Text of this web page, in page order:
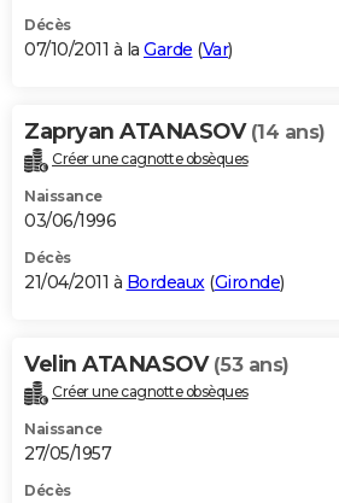
Décès
07/10/2011 à la Garde (Var)
Zapryan ATANASOV (14 ans)
Créer une cagnotte obsèques
Naissance
03/06/1996
Décès
21/04/2011 à Bordeaux(Gironde)
Velin ATANASOV (53 ans)
Créer une cagnotte obsèques
Naissance
27/05/1957
Décès